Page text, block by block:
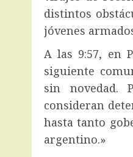
distintos
jóvenes
A las 9:57, en
siguiente
sin novedad.
consideran
hasta tanto
argentino.»